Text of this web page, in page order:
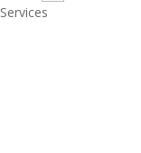
Services